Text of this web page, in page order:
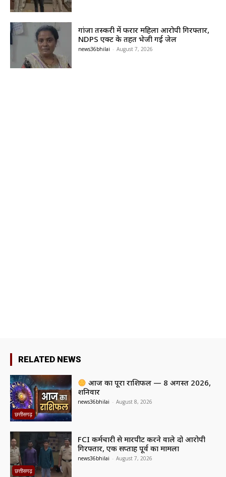
गांजा तस्करी में फरार महिला आरोपी गिरफ्तार,
NDPS एक्ट के तहत भेजी गई जेल
news36bhilai - August 7, 2026
RELATED NEWS
छत्तीसगढ़
आज का पूरा राशिफल — 8 अगस्त 2026,
शनिवार
news36bhilai - August 8, 2026
छत्तीसगढ़
FCI कर्मचारी से मारपीट करने वाले दो आरोपी
गिरफ्तार, एक सप्ताह पूर्व का मामला
news36bhilai - August 7, 2026